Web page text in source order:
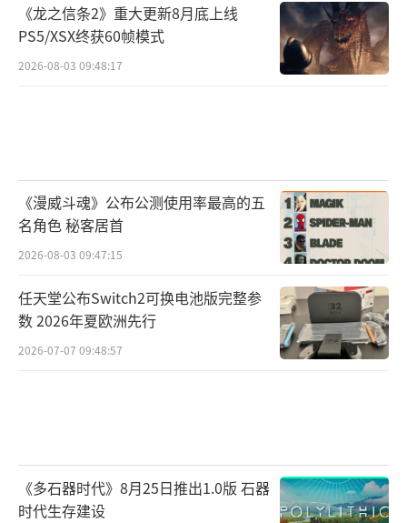
《龙之信条2》重大更新8月底上线
PS5/XSX终获60帧模式
2026-08-03 09:48:17
《漫威斗魂》公布公测使用率最高的五
名角色 秘客居首
2026-08-03 09:47:15
任天堂公布Switch2可换电池版完整参
数 2026年夏欧洲先行
2026-07-07 09:48:57
《多石器时代》8月25日推出1.0版 石器
时代生存建设